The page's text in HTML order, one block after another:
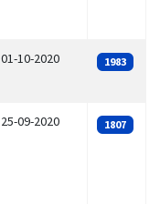
01-10-2020 1983
25-09-2020 1807